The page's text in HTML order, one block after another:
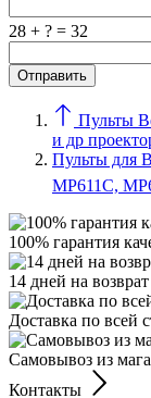
28 + ? = 32
Пульты
и др
Пульты для
MP611C,
100% гарантия
14 дней на возврат
Доставка по всей
Самовывоз из
Контакты